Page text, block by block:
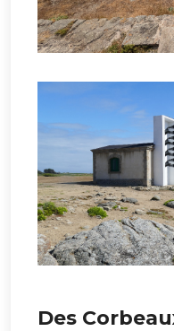
Des